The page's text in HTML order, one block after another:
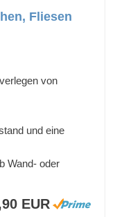
Fliesen
von
und eine
Wand- oder
EUR